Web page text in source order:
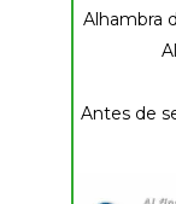
Alhambra
Antes de